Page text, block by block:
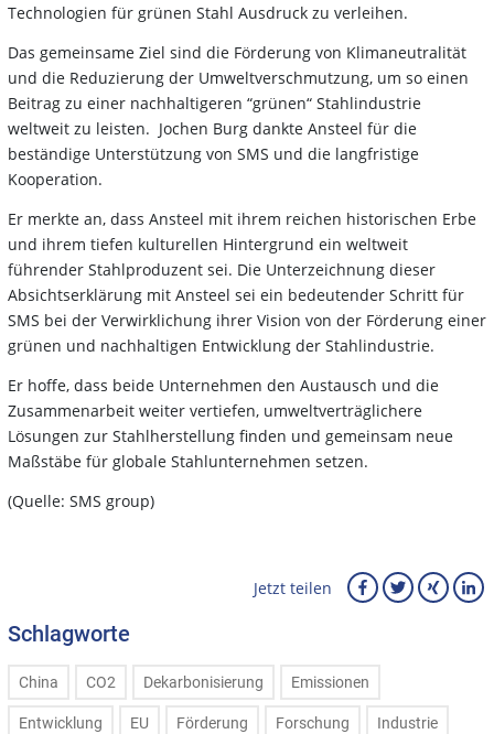
Technologien für grünen Stahl Ausdruck zu verleihen.
Das gemeinsame Ziel sind die Förderung von Klimaneutralität
und die Reduzierung der Umweltverschmutzung, um so einen
Beitrag zu einer nachhaltigeren “grünen“ Stahlindustrie
weltweit zu leisten. Jochen Burg dankte Ansteel für die
beständige Unterstützung von SMS und die langfristige
Kooperation.
Er merkte an, dass Ansteel mit ihrem reichen historischen Erbe
und ihrem tiefen kulturellen Hintergrund ein weltweit
führender Stahlproduzent sei. Die Unterzeichnung dieser
Absichtserklärung mit Ansteel sei ein bedeutender Schritt für
SMS bei der Verwirklichung ihrer Vision von der Förderung einer
grünen und nachhaltigen Entwicklung der Stahlindustrie.
Er hoffe, dass beide Unternehmen den Austausch und die
Zusammenarbeit weiter vertiefen, umweltverträglichere
Lösungen zur Stahlherstellung finden und gemeinsam neue
Maßstäbe für globale Stahlunternehmen setzen.
(Quelle: SMS group)
Jetzt teilen
Schlagworte
China CO2 Dekarbonisierung Emissionen
Entwicklung EU Förderung Forschung Industrie